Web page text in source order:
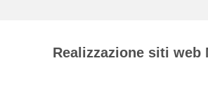
Realizzazione siti web